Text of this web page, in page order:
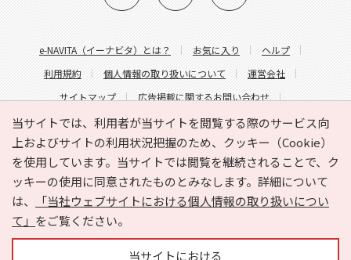
当サイトでは、利用者が当サイトを閲覧する際のサービス向
上およびサイトの利用状況把握のため、クッキー（Cookie）
を使用しています。当サイトでは閲覧を継続されることで、ク
ッキーの使用に同意されたものとみなします。詳細について
は、
「当社ウェブサイトにおける個人情報の取り扱いについ
て」 をご覧ください。
当サイトにおける
e-NAVITA（イーナビタ）とは？ お気に入り
ヘルプ
利用規約
個人情報の取り扱いについて
運営会社
サイトマップ
広告掲載に関するお問い合わせ
サイトの内容に関するお問い合わせ
Copyright © HYOJITO.Co.,Ltd. All Rights Reserved.